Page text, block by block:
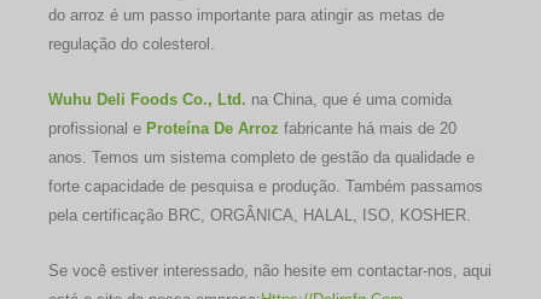
do arroz é um passo importante para atingir as metas de
regulação do colesterol.
Wuhu Deli Foods Co., Ltd. na China, que é uma comida
profissional e Proteína De Arroz fabricante há mais de 20
anos. Temos um sistema completo de gestão da qualidade e
forte capacidade de pesquisa e produção. Também passamos
pela certificação BRC, ORGÂNICA, HALAL, ISO, KOSHER.
Se você estiver interessado, não hesite em contactar-nos, aqui